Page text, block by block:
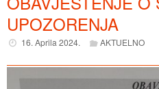
UPOZORENJA
16. Aprila 2024. AKTUELNO